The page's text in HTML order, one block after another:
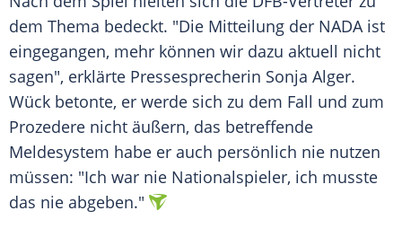
dem Thema bedeckt. "Die Mitteilung der NADA ist
eingegangen, mehr können wir dazu aktuell nicht
sagen", erklärte Pressesprecherin Sonja Alger.
Wück betonte, er werde sich zu dem Fall und zum
Prozedere nicht äußern, das betreffende
Meldesystem habe er auch persönlich nie nutzen
müssen: "Ich war nie Nationalspieler, ich musste
das nie abgeben."